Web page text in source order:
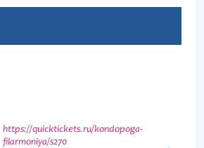
https://quicktickets.ru/kondopoga-
filarmoniya/s270